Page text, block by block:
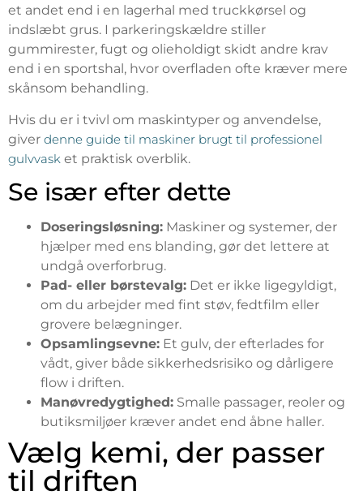
et andet end i en lagerhal med truckkørsel og
indslæbt grus. I parkeringskældre stiller
gummirester, fugt og olieholdigt skidt andre krav
end i en sportshal, hvor overfladen ofte kræver mere
skånsom behandling.
Hvis du er i tvivl om maskintyper og anvendelse,
giver denne guide til maskiner brugt til professionel
gulvvask et praktisk overblik.
Se især efter dette
Doseringsløsning: Maskiner og systemer, der
hjælper med ens blanding, gør det lettere at
undgå overforbrug.
Pad- eller børstevalg: Det er ikke ligegyldigt,
om du arbejder med fint støv, fedtfilm eller
grovere belægninger.
Opsamlingsevne: Et gulv, der efterlades for
vådt, giver både sikkerhedsrisiko og dårligere
flow i driften.
Manøvredygtighed: Smalle passager, reoler og
butiksmiljøer kræver andet end åbne haller.
Vælg kemi, der passer
til driften